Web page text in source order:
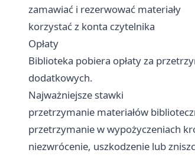
zamawiać i rezerwować materiały
korzystać z konta czytelnika
Opłaty
Biblioteka pobiera opłaty za
dodatkowych.
Najważniejsze stawki
przetrzymanie materiałów
przetrzymanie w wypożyczeniach
niezwrócenie, uszkodzenie lub